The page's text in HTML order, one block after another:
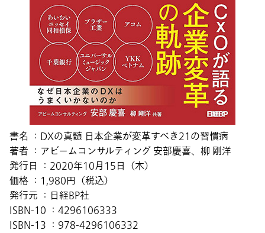
書名 ：DXの真髄 日本企業が変革すべき21の習慣病
著者 ：アビームコンサルティング 安部慶喜、柳 剛洋
発行日 ：2020年10月15日（木）
価格 ：1,980円（税込）
発行元 ：日経BP社
ISBN-10 ：4296106333
ISBN-13 ：978-4296106332